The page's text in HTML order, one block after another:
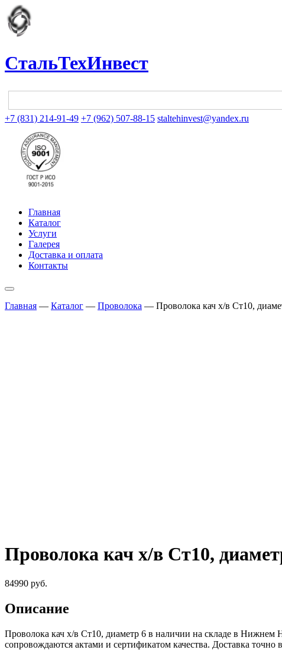
СтальТехИнвест
+7 (831) 214-91-49 +7 (962) 507-88-15 staltehinvest@yandex.ru
Главная
Каталог
Услуги
Галерея
Доставка и оплата
Контакты
Главная — Каталог — Проволока — Проволока кач х/в Ст10,
Проволока кач х/в Ст10,
84990 руб.
Описание
Проволока кач х/в Ст10, диаметр 6 в наличии на складе в Нижнем
сопровождаются актами и сертификатом качества. Доставка